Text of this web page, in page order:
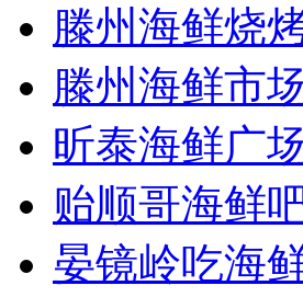
滕州海鲜烧
滕州海鲜市
昕泰海鲜广
贻顺哥海鲜
晏镜岭吃海